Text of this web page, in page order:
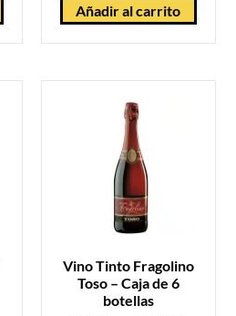
Añadir al carrito
Vino Tinto Fragolino
Toso – Caja de 6
botellas